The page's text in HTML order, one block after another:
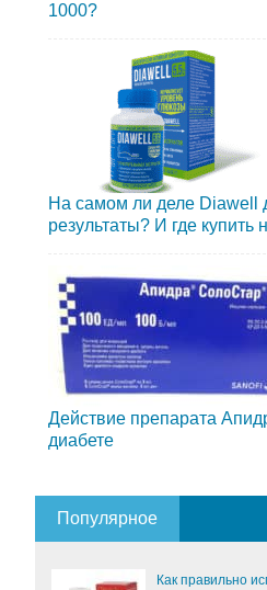
1000?
На самом ли деле Diawell
результаты? И где купить
Действие препарата
диабете
Популярное
Как правильно